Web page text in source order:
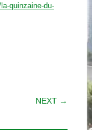
quinzaine-du-
NEXT →